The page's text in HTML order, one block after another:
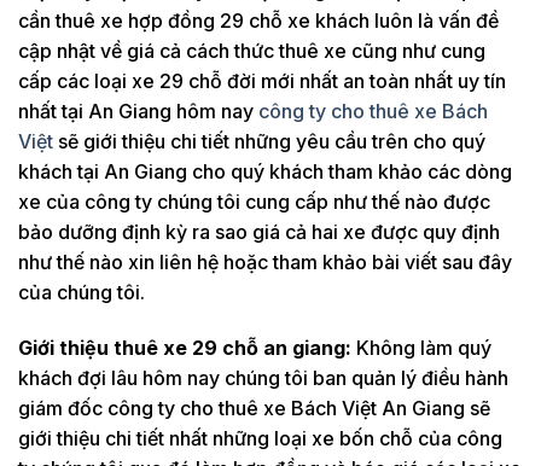
cần thuê xe hợp đồng 29 chỗ xe khách luôn là vấn đề
cập nhật về giá cả cách thức thuê xe cũng như cung
cấp các loại xe 29 chỗ đời mới nhất an toàn nhất uy tín
nhất tại An Giang hôm nay công ty cho thuê xe Bách
Việt sẽ giới thiệu chi tiết những yêu cầu trên cho quý
khách tại An Giang cho quý khách tham khảo các dòng
xe của công ty chúng tôi cung cấp như thế nào được
bảo dưỡng định kỳ ra sao giá cả hai xe được quy định
như thế nào xin liên hệ hoặc tham khảo bài viết sau đây
của chúng tôi.
Giới thiệu thuê xe 29 chỗ an giang: Không làm quý
khách đợi lâu hôm nay chúng tôi ban quản lý điều hành
giám đốc công ty cho thuê xe Bách Việt An Giang sẽ
giới thiệu chi tiết nhất những loại xe bốn chỗ của công